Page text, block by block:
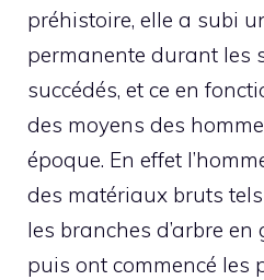
préhistoire, elle a subi
permanente durant les
succédés, et ce en
des moyens des
époque. En effet
des matériaux bruts
les branches d’arbre
puis ont commencé les